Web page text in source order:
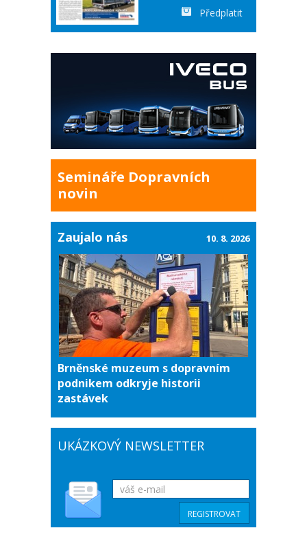
Předplatit
Semináře Dopravních
novin
Zaujalo nás
Brněnské muzeum s dopravním
podnikem odkryje historii
zastávek
10. 8. 2026
UKÁZKOVÝ NEWSLETTER